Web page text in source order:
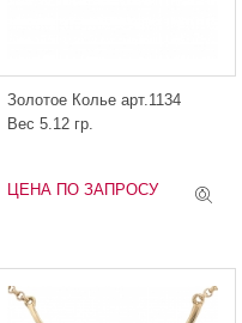
Золотое Колье арт.1134
Вес 5.12 гр.
ЦЕНА ПО ЗАПРОСУ